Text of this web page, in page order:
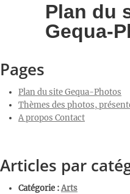
Plan du
Gequa-
Pages
Plan du site Gequa-Photos
Thèmes des photos,
A propos Contact
Articles par
Catégorie :Arts